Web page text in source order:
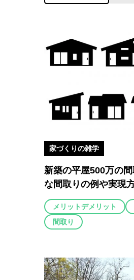
家づくりの雑学
新築の平屋500万の
な間取りの例や実現
メリットデメリット
間取り